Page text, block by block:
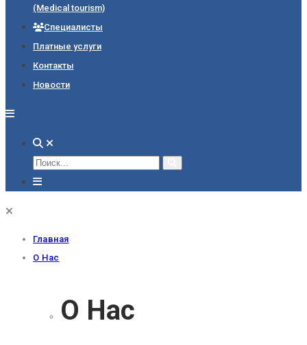
(Medical tourism)
Специалисты
Платные услуги
Контакты
Новости
Главная
О Нас
О Нас